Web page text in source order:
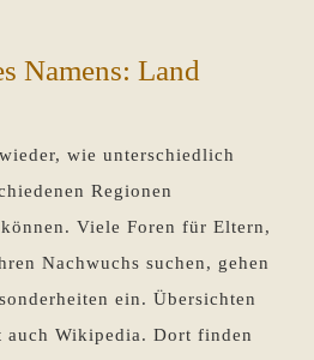
Namens: Land
wie unterschiedlich
Regionen
Viele Foren für Eltern,
Nachwuchs suchen, gehen
ein. Übersichten
auch Wikipedia. Dort finden